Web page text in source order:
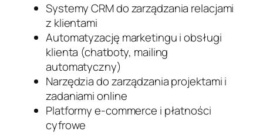
Systemy CRM do zarządzania relacjami
z klientami
Automatyzację marketingu i obsługi
klienta (chatboty, mailing
automatyczny)
Narzędzia do zarządzania projektami i
zadaniami online
Platformy e-commerce i płatności
cyfrowe